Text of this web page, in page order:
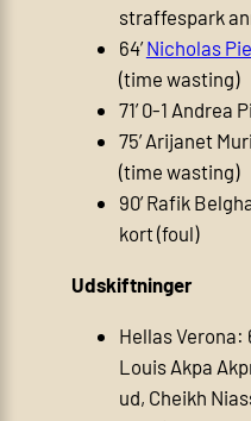
straffespark
64’Nicholas
(time wasting)
71’ 0-1 Andrea
75’ Arijanet
(time wasting)
90’ Rafik
kort (foul)
Udskiftninger
Hellas Verona:
Louis Akpa
ud, Cheikh